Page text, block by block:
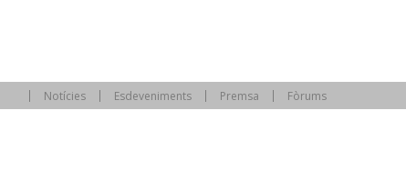
Notícies Esdeveniments Premsa Fòrums